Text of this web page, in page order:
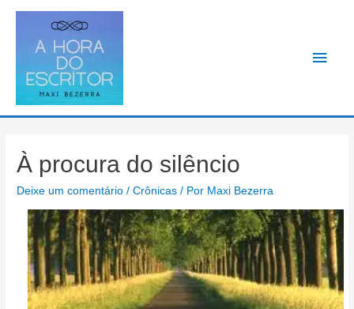
À procura do silêncio
Deixe um comentário /Crônicas / Por Maxi Bezerra